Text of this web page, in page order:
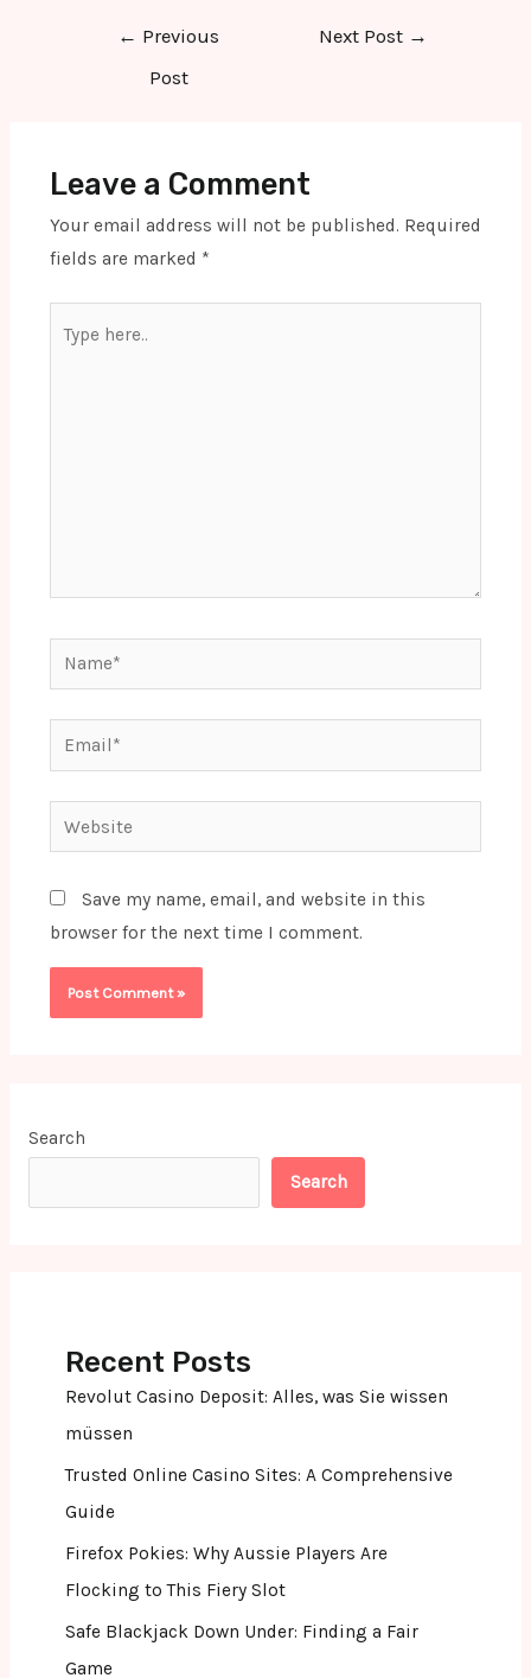
← Previous
Post
Next Post →
Leave a Comment
Your email address will not be published. Required
fields are marked *
here..
Name*
Email*
Website
Save my name, email, and website in this
browser for the next time I comment.
Search
Search
Recent Posts
Revolut Casino Deposit: Alles, was Sie wissen
müssen
Trusted Online Casino Sites: A Comprehensive
Guide
Firefox Pokies: Why Aussie Players Are
Flocking to This Fiery Slot
Safe Blackjack Down Under: Finding a Fair
Game